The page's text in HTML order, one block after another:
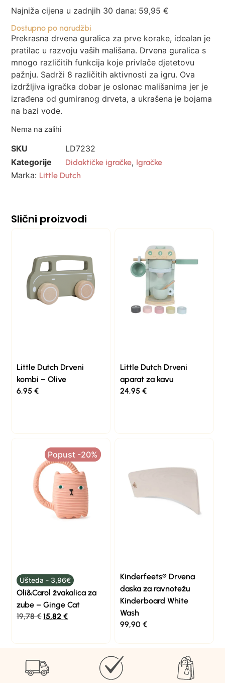
Najniža cijena u zadnjih 30 dana: 59,95€
Dostupno po narudžbi
Prekrasna drvena guralica za prve korake, idealan je
pratilac u razvoju vaših mališana. Drvena guralica s
mnogo različitih funkcija koje privlače djetetovu
pažnju. Sadrži 8 različitih aktivnosti za igru. Ova
izdržljiva igračka dobar je oslonac mališanima jer je
izrađena od gumiranog drveta, a ukrašena je bojama
na bazi vode.
Nema na zalihi
SKU
LD7232
Kategorije
Didaktičke igračke, Igračke
Marka: Little Dutch
Slični proizvodi
Little Dutch Drveni
kombi – Olive
6,95€
Little Dutch Drveni
aparat za kavu
24,95 €
Popust -20%
Popust -20%
Ušteda - 3,96€
Oli&Carol žvakalica za
zube – Ginge Cat
19,78€ 15,82€
Kinderfeets® Drvena
daska za ravnotežu
Kinderboard White
Wash
99,90 €